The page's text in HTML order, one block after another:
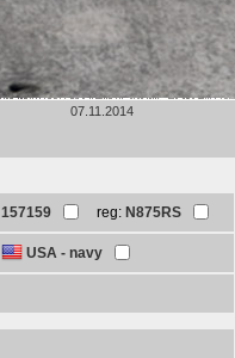
07.11.2014
157159 reg: N875RS
USA - navy